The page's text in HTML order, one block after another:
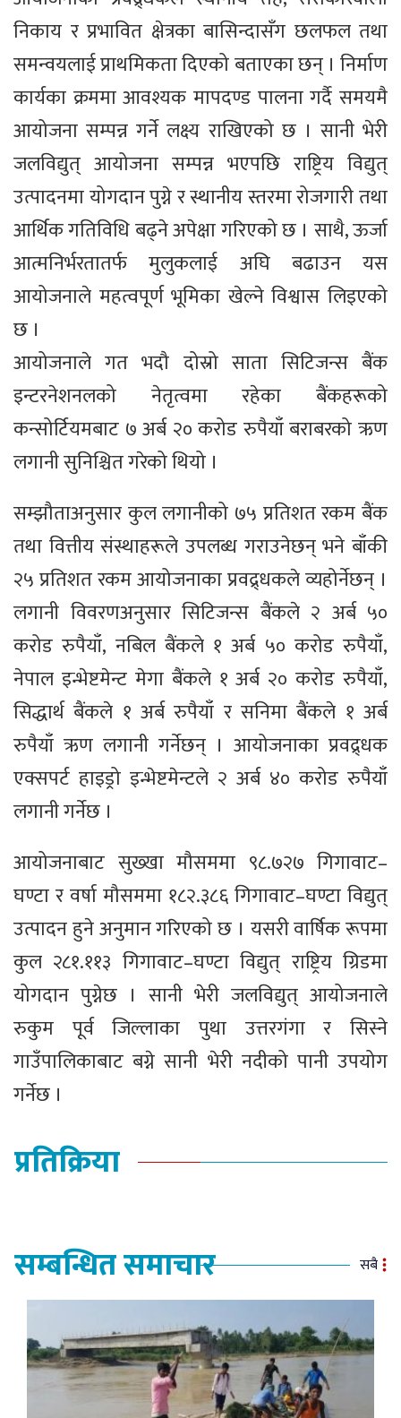
निकाय र प्रभावित क्षेत्रका बासिन्दासँग छलफल तथा
समन्वयलाई प्राथमिकता दिएको बताएका छन् । निर्माण
कार्यका क्रममा आवश्यक मापदण्ड पालना गर्दै समयमै
आयोजना सम्पन्न गर्ने लक्ष्य राखिएको छ । सानी भेरी
जलविद्युत् आयोजना सम्पन्न भएपछि राष्ट्रिय विद्युत्
उत्पादनमा योगदान पुग्ने र स्थानीय स्तरमा रोजगारी तथा
आर्थिक गतिविधि बढ्ने अपेक्षा गरिएको छ । साथै, ऊर्जा
आत्मनिर्भरतातर्फ मुलुकलाई अघि बढाउन यस
आयोजनाले महत्वपूर्ण भूमिका खेल्ने विश्वास लिइएको
छ ।
आयोजनाले गत भदौ दोस्रो साता सिटिजन्स बैंक
इन्टरनेशनलको नेतृत्वमा रहेका बैंकहरूको
कन्सोर्टियमबाट ७ अर्ब २० करोड रुपैयाँ बराबरको ऋण
लगानी सुनिश्चित गरेको थियो ।
सम्झौताअनुसार कुल लगानीको ७५ प्रतिशत रकम बैंक
तथा वित्तीय संस्थाहरूले उपलब्ध गराउनेछन् भने बाँकी
२५ प्रतिशत रकम आयोजनाका प्रवद्र्धकले व्यहोर्नेछन् ।
लगानी विवरणअनुसार सिटिजन्स बैंकले २ अर्ब ५०
करोड रुपैयाँ, नबिल बैंकले १ अर्ब ५० करोड रुपैयाँ,
नेपाल इन्भेष्टमेन्ट मेगा बैंकले १ अर्ब २० करोड रुपैयाँ,
सिद्धार्थ बैंकले १ अर्ब रुपैयाँ र सनिमा बैंकले १ अर्ब
रुपैयाँ ऋण लगानी गर्नेछन् । आयोजनाका प्रवद्र्धक
एक्सपर्ट हाइड्रो इन्भेष्टमेन्टले २ अर्ब ४० करोड रुपैयाँ
लगानी गर्नेछ ।
आयोजनाबाट सुख्खा मौसममा ९८.७२७ गिगावाट–
घण्टा र वर्षा मौसममा १८२.३८६ गिगावाट–घण्टा विद्युत्
उत्पादन हुने अनुमान गरिएको छ । यसरी वार्षिक रूपमा
कुल २८१.११३ गिगावाट–घण्टा विद्युत् राष्ट्रिय ग्रिडमा
योगदान पुग्नेछ । सानी भेरी जलविद्युत् आयोजनाले
रुकुम पूर्व जिल्लाका पुथा उत्तरगंगा र सिस्ने
गाउँपालिकाबाट बग्ने सानी भेरी नदीको पानी उपयोग
गर्नेछ ।
प्रतिक्रिया
सम्बन्धित समाचार सबै